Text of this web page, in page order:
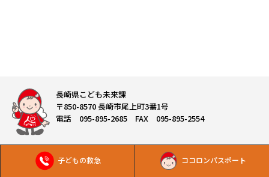
子どもの救急 ココロンパスポート
長崎県こども未来課
〒850-8570 長崎市尾上町3番1号
電話 095-895-2685 FAX 095-895-2554
Copyright © 長崎県こども未来課 All Rights Reserved.